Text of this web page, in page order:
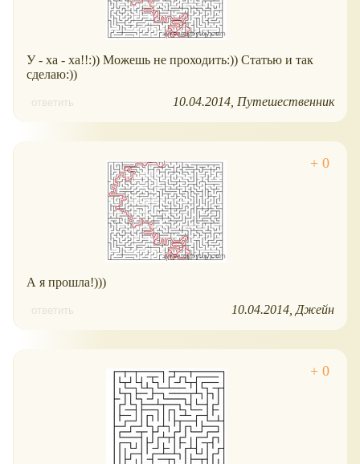
У - ха - ха!!:)) Можешь не проходить:)) Статью и так
сделаю:))
ответить 10.04.2014 Путешественник
А я прошла!)))
ответить 10.04.2014 Джейн